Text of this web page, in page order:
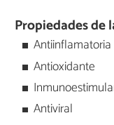
Propiedades de
Antiinflamatoria
Antioxidante
Antiviral